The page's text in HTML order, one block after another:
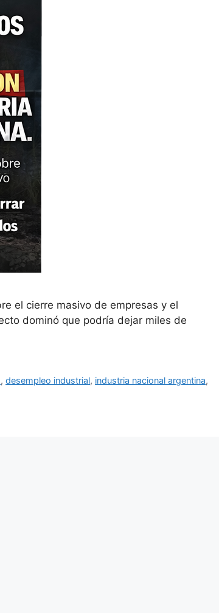
el cierre masivo de empresas y el
dominó que podría dejar miles de
,desempleo industrial, industria nacional argentina,